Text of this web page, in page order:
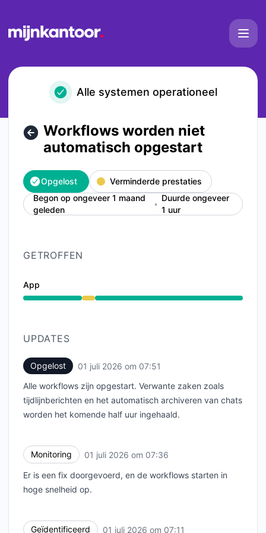
Alle systemen operationeel
Workflows worden niet
automatisch opgestart
Opgelost
Verminderde prestaties
Begon op ongeveer 1 maand
geleden
Duurde ongeveer
1 uur
GETROFFEN
App
Verminderde prestaties van 6:57 AM naar 7:51 AM
UPDATES
Opgelost 01 juli 2026 om 07:51
Alle workflows zijn opgestart. Verwante zaken zoals
tijdlijnberichten en het automatisch archiveren van chats
worden het komende half uur ingehaald.
Monitoring 01 juli 2026 om 07:36
Er is een fix doorgevoerd, en de workflows starten in
hoge snelheid op.
Geïdentificeerd 01 juli 2026 om 07:11